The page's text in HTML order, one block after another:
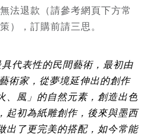
法退款（請參考網頁下方常
），訂購前請三思。
代表性的民間藝術，最初由
術家，從夢境延伸出的創作
、風」的自然元素，創造出色
起初為紙雕創作，後來與墨西
出了更完美的搭配，如今常能